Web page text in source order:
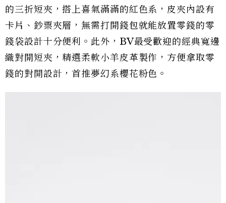
的三折短夾，搭上喜氣滿滿的紅色系，皮夾內設有
卡片、鈔票夾層，無需打開錢包就能放置零錢的零
錢袋設計十分便利。此外，BV最受歡迎的經典寬邊
織對開短夾，精選柔軟小羊皮革製作，方便拿取零
錢的對開設計，首推夢幻系櫻花粉色。